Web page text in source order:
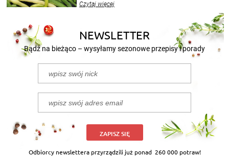
nasze propozycje!
Czytaj więcej
NEWSLETTER
Bądź na bieżąco – wysyłamy sezonowe przepisy i porady
ZAPISZ SIĘ
Odbiorcy newslettera przyrządzili już ponad 260 000 potraw!